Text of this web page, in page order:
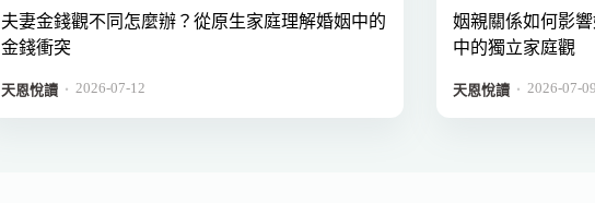
夫妻金錢觀不同怎麼辦？從原生家庭理解婚姻中的
金錢衝突
天恩悅讀 ．2026-07-12
姻親關係如何影
中的獨立家庭觀
天恩悅讀 ．2026-07-09